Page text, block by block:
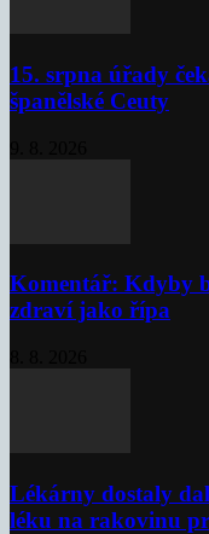
15. srpna úřady
španělské Ceuty
Komentář: Kdyby
zdraví jako řípa
Lékárny dostaly
léku na rakovinu